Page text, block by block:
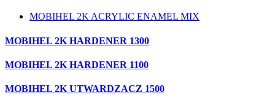
MOBIHEL 2K ACRYLIC ENAMEL MIX
MOBIHEL 2K HARDENER 1300
MOBIHEL 2K HARDENER 1100
MOBIHEL 2K UTWARDZACZ 1500